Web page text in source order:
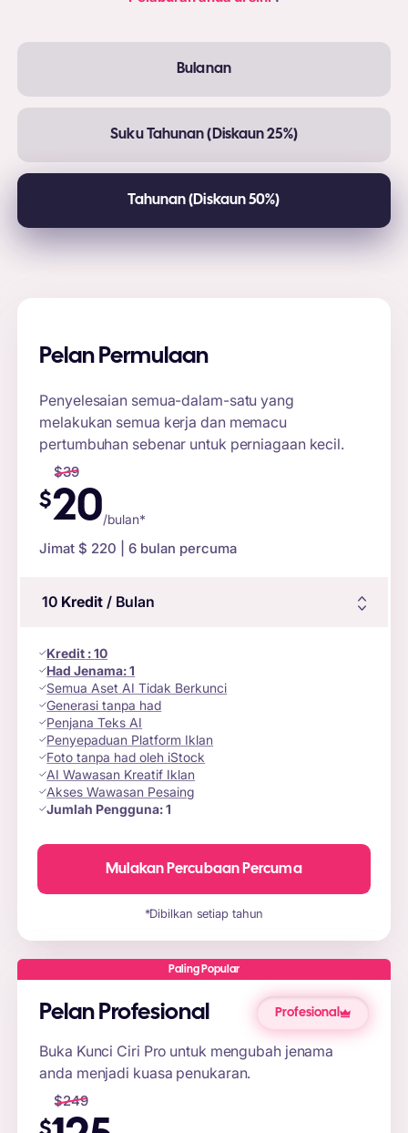
Bulanan
Suku Tahunan (Diskaun 25%)
Tahunan (Diskaun 50%)
Pelan Permulaan
Penyelesaian semua-dalam-satu yang
melakukan semua kerja dan memacu
pertumbuhan sebenar untuk perniagaan kecil.
$39
$20/bulan*
Jimat $ 220 | 6 bulan percuma
10 Kredit/ Bulan
Kredit :10
Had Jenama:1
Semua Aset AI Tidak Berkunci
Generasi tanpa had
Penjana Teks AI
Penyepaduan Platform Iklan
Foto tanpa had oleh iStock
AI Wawasan Kreatif Iklan
Akses Wawasan Pesaing
Jumlah Pengguna:1
Mulakan Percubaan Percuma
*Dibilkan setiap tahun
Paling Popular
Pelan Profesional Profesional
Buka Kunci Ciri Pro untuk mengubah jenama
anda menjadi kuasa penukaran.
$249